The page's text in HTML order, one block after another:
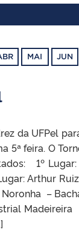
MAI JUN
da UFPel
5ª feira. O
1º
Arthur
–